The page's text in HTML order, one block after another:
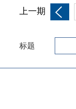
上一期
标题